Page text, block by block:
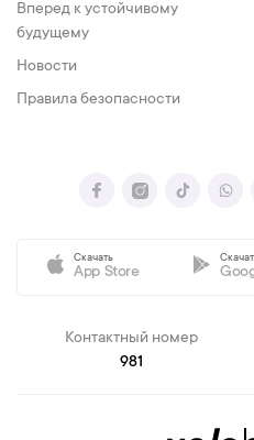
Вперед к устойчивому
будущему
Новости
Правила безопасности
Скачать
App Store
Контактный номер
981